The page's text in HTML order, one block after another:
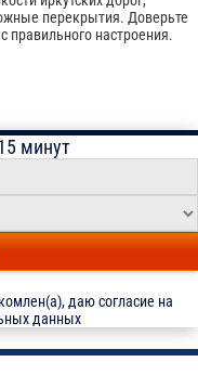
перекрытия. Доверьте
правильного настроения.
минут
даю согласие на
данных